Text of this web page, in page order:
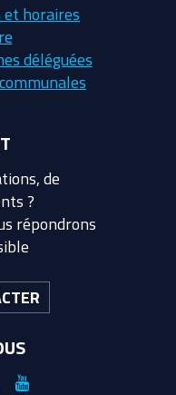
et horaires
déléguées
de
?
répondrons